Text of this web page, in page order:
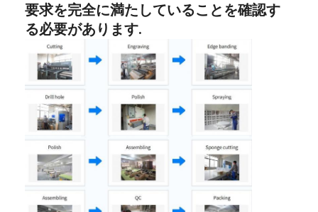
要求を完全に満たしていることを確認す
る必要があります.